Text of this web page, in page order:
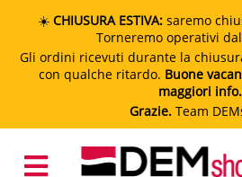
☀️ CHIUSURA ESTIVA: saremo
Torneremo operativi dal
Gli ordini ricevuti durante la
con qualche ritardo. Buone
maggiori info.
Grazie. Team